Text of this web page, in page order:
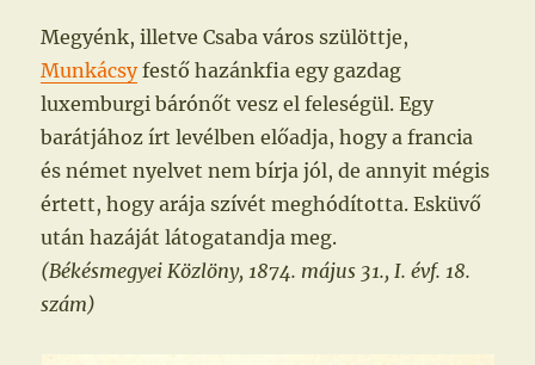
Megyénk, illetve Csaba város szülöttje,
Munkácsyfestő hazánkfia egy gazdag
luxemburgi bárónőt vesz el feleségül. Egy
barátjához írt levélben előadja, hogy a francia
és német nyelvet nem bírja jól, de annyit mégis
értett, hogy arája szívét meghódította. Esküvő
után hazáját látogatandja meg.
(Békésmegyei Közlöny, 1874. május 31., I. évf. 18.
szám)